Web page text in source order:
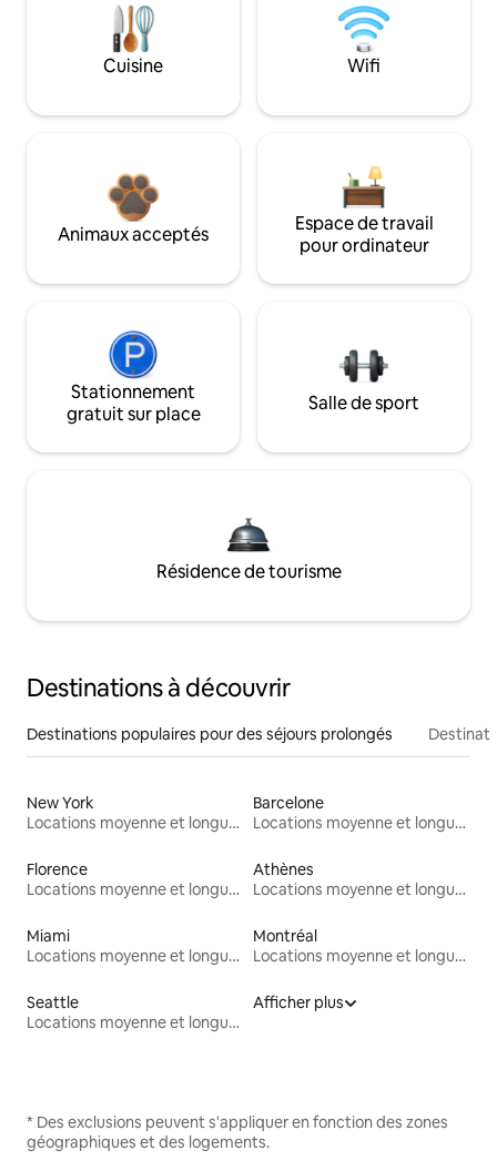
Cuisine Wifi
Animaux acceptés
Espace de travail
pour ordinateur
Stationnement
gratuit sur place
Salle de sport
Résidence de tourisme
Destinations à découvrir
Destinations populaires pour des séjours prolongés
New York
Locations moyenne et longue durée
Barcelone
Locations moyenne et longue durée
Florence
Locations moyenne et longue durée
Athènes
Locations moyenne et longue durée
Miami
Locations moyenne et longue durée
Montréal
Locations moyenne et longue durée
Seattle
Locations moyenne et longue durée
Afficher plus
* Des exclusions peuvent s'appliquer en fonction des zones
géographiques et des logements.